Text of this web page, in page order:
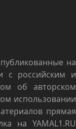
на
с российским и
об авторском
использовании
прямая
на YAMAL1.RU